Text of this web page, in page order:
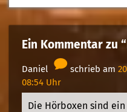
Ein Kommentar zu
Daniel schrieb am
08:54 Uhr
Die Hörboxen sind